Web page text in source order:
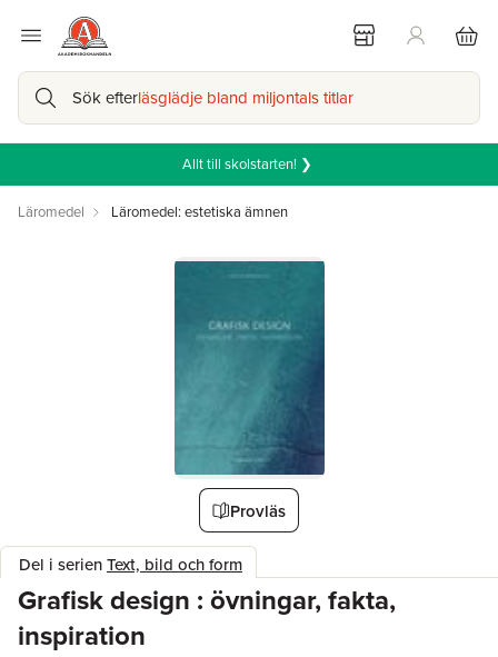
Sök efterläsglädje bland miljontals titlar
Allt till skolstarten! ❯
Läromedel Läromedel: estetiska ämnen
Provläs
Del i serienText, bild och form
Grafisk design : övningar, fakta,
inspiration